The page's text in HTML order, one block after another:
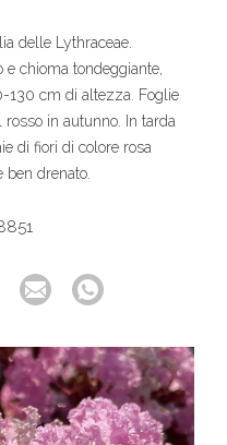
delle Lythraceae.
e chioma tondeggiante,
130 cm di altezza. Foglie
in autunno. In tarda
di fiori di colore rosa
ben drenato.